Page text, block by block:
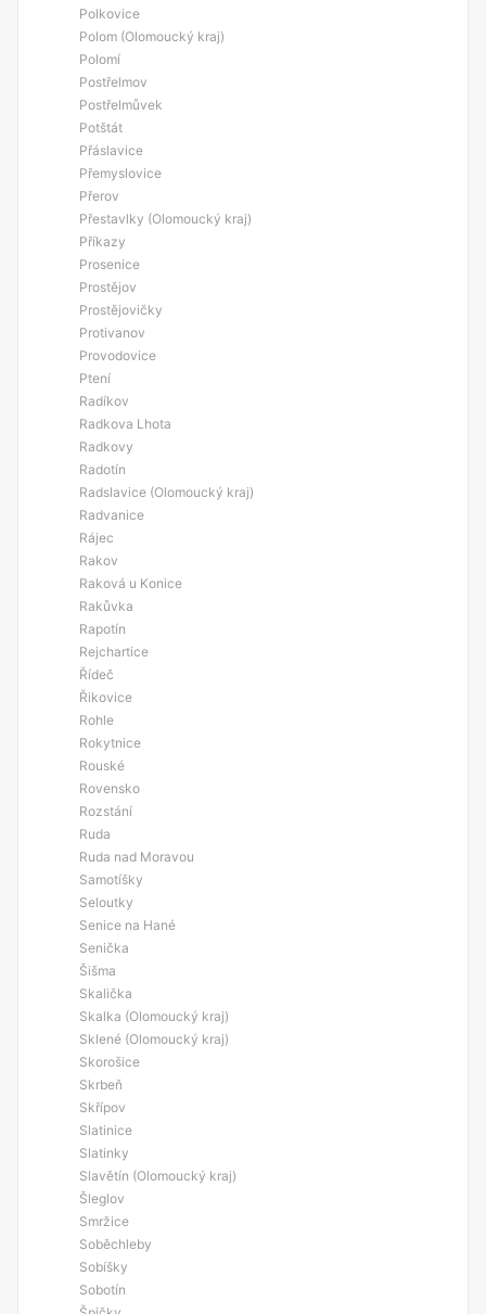
Polkovice
Polom (Olomoucký kraj)
Polomí
Postřelmov
Postřelmůvek
Potštát
Přáslavice
Přemyslovice
Přerov
Přestavlky (Olomoucký kraj)
Příkazy
Prosenice
Prostějov
Prostějovičky
Protivanov
Provodovice
Ptení
Radíkov
Radkova Lhota
Radkovy
Radotín
Radslavice (Olomoucký kraj)
Radvanice
Rájec
Rakov
Raková u Konice
Rakůvka
Rapotín
Rejchartice
Řídeč
Řikovice
Rohle
Rokytnice
Rouské
Rovensko
Rozstání
Ruda
Ruda nad Moravou
Samotíšky
Seloutky
Senice na Hané
Senička
Šišma
Skalička
Skalka (Olomoucký kraj)
Sklené (Olomoucký kraj)
Skorošice
Skrbeň
Skřípov
Slatinice
Slatinky
Slavětín (Olomoucký kraj)
Šleglov
Smržice
Soběchleby
Sobíšky
Sobotín